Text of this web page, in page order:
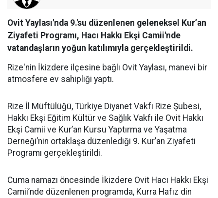
Ovit Yaylası'nda 9.'su düzenlenen geleneksel Kur’an
Ziyafeti Programı, Hacı Hakkı Ekşi Camii'nde
vatandaşların yoğun katılımıyla gerçekleştirildi.
Rize'nin İkizdere ilçesine bağlı Ovit Yaylası, manevi bir
atmosfere ev sahipliği yaptı.
Rize İl Müftülüğü, Türkiye Diyanet Vakfı Rize Şubesi,
Hakkı Ekşi Eğitim Kültür ve Sağlık Vakfı ile Ovit Hakkı
Ekşi Camii ve Kur’an Kursu Yaptırma ve Yaşatma
Derneği’nin ortaklaşa düzenlediği 9. Kur’an Ziyafeti
Programı gerçekleştirildi.
Cuma namazı öncesinde İkizdere Ovit Hacı Hakkı Ekşi
Camii’nde düzenlenen programda, Kurra Hafız din